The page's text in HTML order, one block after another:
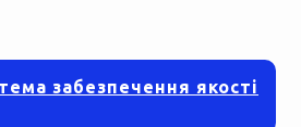
забезпечення якості